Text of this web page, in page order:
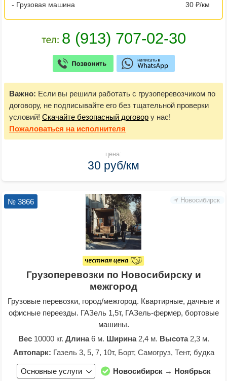
- Грузовая машина 30 ₽/км
Важно: Если вы решили работать с грузоперевозчиком по
договору, не подписывайте его без тщательной проверки
условий! Скачайте безопасный договор у нас!
Пожаловаться на исполнителя
цена:
30 руб/км
Новосибирск
№ 3866
Грузоперевозки по Новосибирску и
межгород
Грузовые перевозки, город/межгород. Квартирные, дачные и
офисные переезды. ГАЗель 1,5т, ГАЗель-фермер, бортовые
машины.
Вес10000 кг. Длина6 м. Ширина2,4 м. Высота2,3 м.
Автопарк: Газель 3, 5, 7, 10т, Борт, Самогруз, Тент, будка
Основные услуги Новосибирск → Ноябрьск